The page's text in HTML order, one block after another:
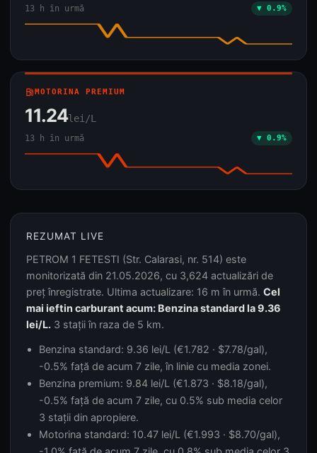
13 h în urmă ▼ 0.9%
local_gas_stationMOTORINA PREMIUM
11.24lei/L
13 h în urmă ▼ 0.9%
REZUMAT LIVE
PETROM 1 FETESTI (Str. Calarasi, nr. 514) este
monitorizată din 21.05.2026, cu 3,624 actualizări de
preț înregistrate. Ultima actualizare: 16 m în urmă. Cel
mai ieftin carburant acum: Benzina standard la 9.36
lei/L. 3 stații în raza de 5 km.
Benzina standard: 9.36 lei/L (€1.782 · $7.78/gal),
-0.5% față de acum 7 zile, în linie cu media zonei.
Benzina premium: 9.84 lei/L (€1.873 · $8.18/gal),
-0.5% față de acum 7 zile, cu 0.5% sub media celor
3 stații din apropiere.
Motorina standard: 10.47 lei/L (€1.993 · $8.70/gal),